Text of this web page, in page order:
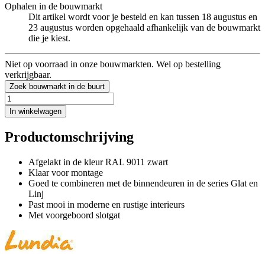
Ophalen in de bouwmarkt
Dit artikel wordt voor je besteld en kan tussen 18 augustus en
23 augustus worden opgehaald afhankelijk van de bouwmarkt
die je kiest.
Niet op voorraad in onze bouwmarkten. Wel op bestelling
verkrijgbaar.
Zoek bouwmarkt in de buurt
In winkelwagen
Productomschrijving
Afgelakt in de kleur RAL 9011 zwart
Klaar voor montage
Goed te combineren met de binnendeuren in de series Glat en
Linj
Past mooi in moderne en rustige interieurs
Met voorgeboord slotgat